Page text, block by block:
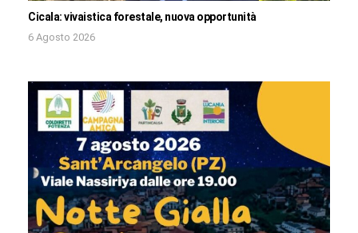
Cicala: vivaistica forestale, nuova opportunità
6 Agosto 2026